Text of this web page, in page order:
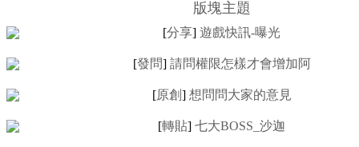
版塊主題
[分享] 遊戲快訊-曝光
[發問] 請問權限怎樣才會增加阿
[原創] 想問問大家的意見
[轉貼] 七大BOSS_沙迦